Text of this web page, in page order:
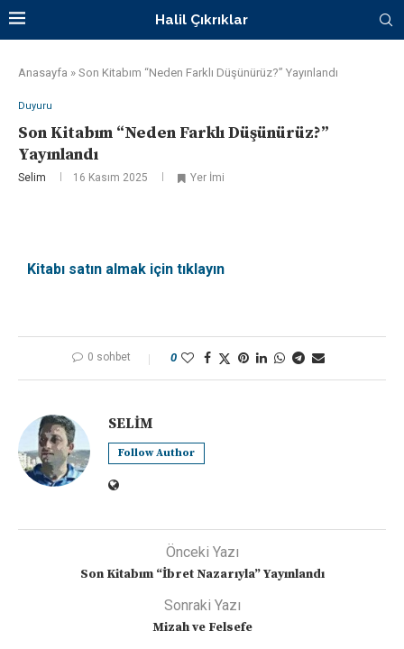
Halil Çıkrıklar
Anasayfa » Son Kitabım “Neden Farklı Düşünürüz?” Yayınlandı
Duyuru
Son Kitabım “Neden Farklı Düşünürüz?”
Yayınlandı
Selim 16 Kasım 2025 Yer İmi
Kitabı satın almak için tıklayın
0 sohbet 0
SELIM
Follow Author
Önceki Yazı
Son Kitabım “İbret Nazarıyla” Yayınlandı
Sonraki Yazı
Mizah ve Felsefe